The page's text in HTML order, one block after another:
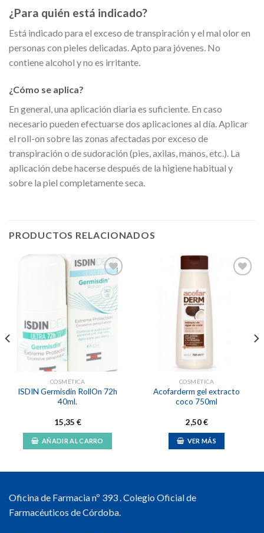
¿Para quién está indicado?
Está indicado para el exceso de transpiración y el mal olor en
personas con pieles delicadas. Apto para jóvenes. No
contiene alcohol y no es irritante.
¿Cómo se aplica?
En general, una aplicación diaria es suficiente. En caso
necesario pueden efectuarse dos aplicaciones al día. Aplicar
el roll-on sobre las zonas afectadas por exceso de
transpiración o de sudoración (pies, axilas, manos, etc.). La
aplicación debe hacerse después de la higiene habitual y
sobre la piel completamente seca.
PRODUCTOS RELACIONADOS
Añadir
a la
lista de
deseos
COSMÉTICA
ISDIN Germisdin RollOn 72h
40ml.
15,35 €
AÑADIR AL CARRO
COSMÉTICA
Acofarderm gel extracto
coco 750ml
2,50€
VER MÁS
Oficina de Farmacia nº 393 . Colegio Oficial de
Farmacéuticos de Córdoba.